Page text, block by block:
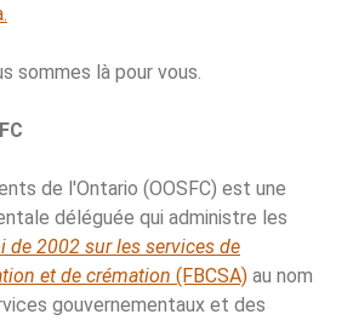
sommes là pour vous.
de l'Ontario (OOSFC) est une
déléguée qui administre les
de 2002 sur les services de
et de crémation (FBCSA) au nom
gouvernementaux et des